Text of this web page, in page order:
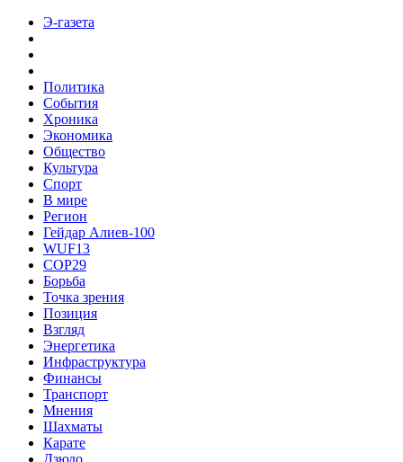
Э-газета
Политика
События
Хроника
Экономика
Общество
Культура
Спорт
В мире
Регион
Гейдар Алиев-100
WUF13
COP29
Борьба
Точка зрения
Позиция
Взгляд
Энергетика
Инфраструктура
Финансы
Транспорт
Мнения
Шахматы
Карате
Дзюдо